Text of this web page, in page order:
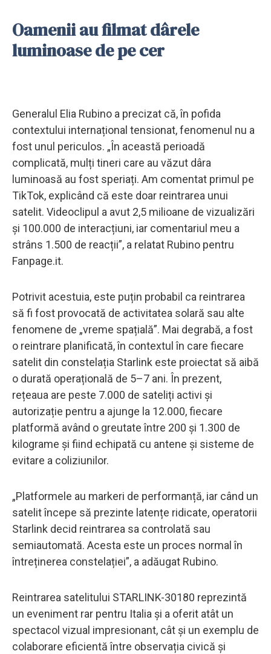
Oamenii au filmat dârele
luminoase de pe cer
Generalul Elia Rubino a precizat că, în pofida
contextului internațional tensionat, fenomenul nu a
fost unul periculos. „În această perioadă
complicată, mulți tineri care au văzut dâra
luminoasă au fost speriați. Am comentat primul pe
TikTok, explicând că este doar reintrarea unui
satelit. Videoclipul a avut 2,5 milioane de vizualizări
și 100.000 de interacțiuni, iar comentariul meu a
strâns 1.500 de reacții”, a relatat Rubino pentru
Fanpage.it.
Potrivit acestuia, este puțin probabil ca reintrarea
să fi fost provocată de activitatea solară sau alte
fenomene de „vreme spațială”. Mai degrabă, a fost
o reintrare planificată, în contextul în care fiecare
satelit din constelația Starlink este proiectat să aibă
o durată operațională de 5–7 ani. În prezent,
rețeaua are peste 7.000 de sateliți activi și
autorizație pentru a ajunge la 12.000, fiecare
platformă având o greutate între 200 și 1.300 de
kilograme și fiind echipată cu antene și sisteme de
evitare a coliziunilor.
„Platformele au markeri de performanță, iar când un
satelit începe să prezinte latențe ridicate, operatorii
Starlink decid reintrarea sa controlată sau
semiautomată. Acesta este un proces normal în
întreținerea constelației”, a adăugat Rubino.
Reintrarea satelitului STARLINK-30180 reprezintă
un eveniment rar pentru Italia și a oferit atât un
spectacol vizual impresionant, cât și un exemplu de
colaborare eficientă între observația civică și